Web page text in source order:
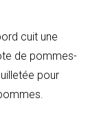
cuit une
de pommes-
pour